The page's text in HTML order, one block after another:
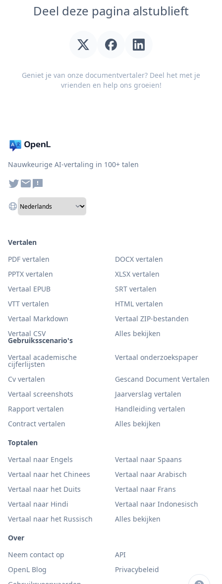
Deel deze pagina alstublieft
Geniet je van onze documentvertaler? Deel het met je
vrienden en help ons groeien!
Nauwkeurige AI-vertaling in 100+ talen
Gebruiksscenario's
Vertaal academische
cijferlijsten
Vertaal onderzoekspaper
Cv vertalen
Gescand Document Vertalen
Vertaal screenshots
Jaarverslag vertalen
Rapport vertalen
Handleiding vertalen
Contract vertalen
Alles bekijken
Toptalen
Vertaal naar Engels
Vertaal naar Spaans
Vertaal naar het Chinees
Vertaal naar Arabisch
Vertaal naar het Duits
Vertaal naar Frans
Vertaal naar Hindi
Vertaal naar Indonesisch
Vertaal naar het Russisch
Alles bekijken
Vertalen
PDF vertalen
DOCX vertalen
PPTX vertalen
XLSX vertalen
Vertaal EPUB
SRT vertalen
VTT vertalen
HTML vertalen
Vertaal Markdown
Vertaal ZIP-bestanden
Vertaal CSV
Alles bekijken
Over
Neem contact op
API
OpenL Blog
Privacybeleid